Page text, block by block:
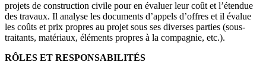
projets de construction civile pour en évaluer leur coût et l’étendue
des travaux. Il analyse les documents d’appels d’offres et il évalue
les coûts et prix propres au projet sous ses diverses parties (sous-
traitants, matériaux, éléments propres à la compagnie, etc.).
RÔLES ET RESPONSABILITÉS